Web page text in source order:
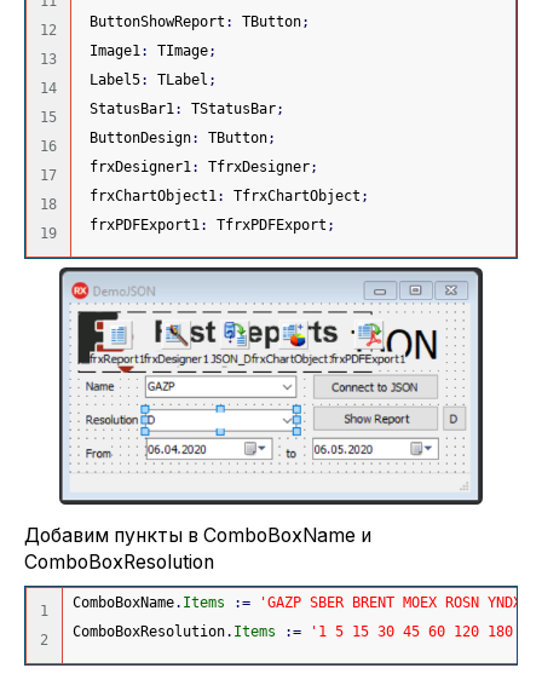
12
13
14
15
16
17
18
ButtonShowReport : TButton;
Image1: TImage;
Label5: TLabel ;
StatusBar1: TStatusBar;
ButtonDesign: TButton;
frxDesigner1: TfrxDesigner;
frxChartObject1: TfrxChartObject ;
frxPDFExport1: TfrxPDFExport ;
Добавим пункты в ComboBoxName и
ComboBoxResolution
1
ComboBoxName. Items :=
'GAZP SBER BRENT MOEX ROSN YNDX
ComboBoxResolution. Items := '1 5 15 30 45 60 120 180